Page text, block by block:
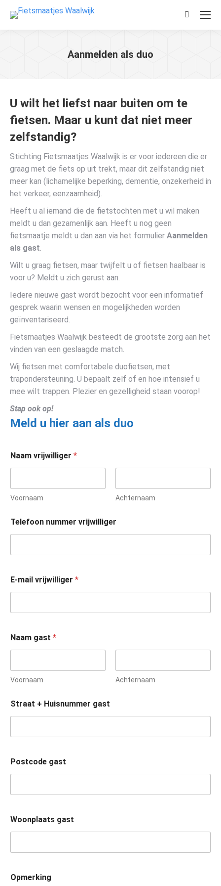
Zoeken:
Aanmelden als duo
U wilt het liefst naar buiten om te
fietsen. Maar u kunt dat niet meer
zelfstandig?
Stichting Fietsmaatjes Waalwijk is er voor iedereen die er
graag met de fiets op uit trekt, maar dit zelfstandig niet
meer kan (lichamelijke beperking, dementie, onzekerheid in
het verkeer, eenzaamheid).
Heeft u al iemand die de fietstochten met u wil maken
meldt u dan gezamenlijk aan. Heeft u nog geen
fietsmaatje meldt u dan aan via het formulier Aanmelden
als gast.
Wilt u graag fietsen, maar twijfelt u of fietsen haalbaar is
voor u? Meldt u zich gerust aan.
Iedere nieuwe gast wordt bezocht voor een informatief
gesprek waarin wensen en mogelijkheden worden
geïnventariseerd.
Fietsmaatjes Waalwijk besteedt de grootste zorg aan het
vinden van een geslaagde match.
Wij fietsen met comfortabele duofietsen, met
trapondersteuning. U bepaalt zelf of en hoe intensief u
mee wilt trappen. Plezier en gezelligheid staan voorop!
Stap ook op!
Meld u hier aan als duo
Naam vrijwilliger *
Voornaam Achternaam
Telefoon nummer vrijwilliger
E-mail vrijwilliger *
Naam gast *
Voornaam Achternaam
Straat + Huisnummer gast
Postcode gast
Woonplaats gast
Opmerking